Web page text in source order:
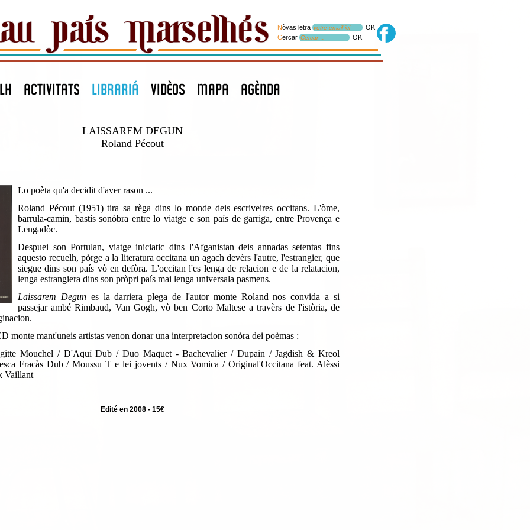
Nòvas letra votre email ici
OK
Cercar Cercar… OK
ACTIVITATS LIBRARIÁ VIDÈOS MAPA agènda
LAISSAREM DEGUN
Roland Pécout
Lo poèta qu'a decidit d'aver rason ...
Roland Pécout (1951) tira sa règa dins lo monde deis escriveires occitans. L'òme,
barrula-camin, bastís sonòbra entre lo viatge e son país de garriga, entre Provença e
Lengadòc.
Despuei son Portulan, viatge iniciatic dins l'Afganistan deis annadas setentas fins
aquesto recuelh, pòrge a la literatura occitana un agach devèrs l'autre, l'estrangier, que
siegue dins son país vò en defòra. L'occitan l'es lenga de relacion e de la relatacion,
lenga estrangiera dins son pròpri país mai lenga universala pasmens.
Laissarem Degun es la darriera plega de l'autor monte Roland nos convida a si
passejar ambé Rimbaud, Van Gogh, vò ben Corto Maltese a travèrs de l'istòria, de
monte mant'uneis artistas venon donar una interpretacion sonòra dei poèmas :
Mouchel / D'Aquí Dub / Duo Maquet - Bachevalier / Dupain / Jagdish & Kreol
Fracàs Dub / Moussu T e lei jovents / Nux Vomica / Original'Occitana feat. Alèssi
Vaillant
Edité en 2008 - 15€